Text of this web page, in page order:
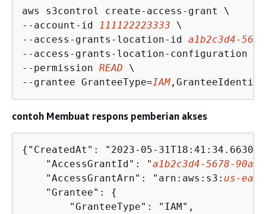
aws s3control create-access-grant \
--account-id
111122223333 \
--access-grants-location-id a1b2c3d4-
--access-grants-location-configuration
--permission READ \
--grantee GranteeType=IAM
contoh Membuat respons pemberian akses
{ "CreatedAt": "2023-05-
    "AccessGrantId": "
a1b2c3d4-5678-90ab-
    "AccessGrantArn": "arn:aws:s3:
us-
    "Grantee":
{
        "GranteeType": "IAM",